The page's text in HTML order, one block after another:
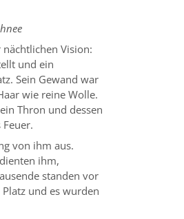
Vision:
und ein
Sein Gewand war
wie reine Wolle.
Thron und dessen
von ihm aus.
ihm,
standen vor
und es wurden